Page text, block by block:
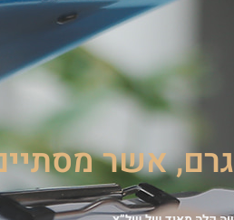
הצלחה גדולה בתיק של עבירת יבוא סמים במשקל